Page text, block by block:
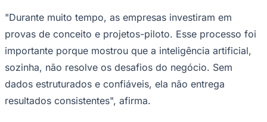
Hub de Negócios
Selo Verificado
Portal Educacional
Agenda de Vestibulares
Vagas de Emprego
Concursos
"Durante muito tempo, as empresas investiram em
provas de conceito e projetos-piloto. Esse processo foi
importante porque mostrou que a inteligência artificial,
sozinha, não resolve os desafios do negócio. Sem
dados estruturados e confiáveis, ela não entrega
resultados consistentes", afirma.